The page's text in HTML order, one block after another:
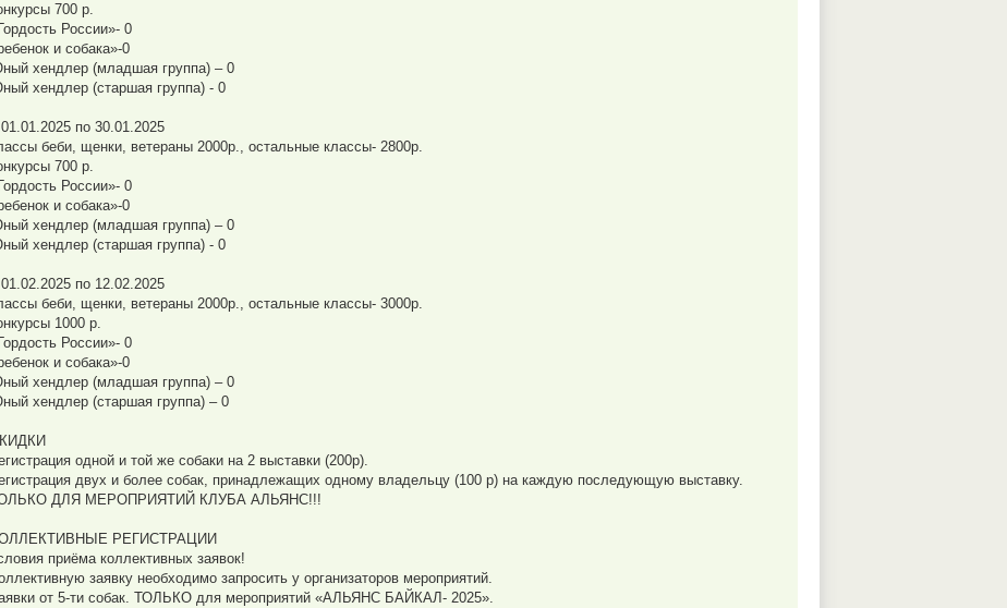
700 р.
России»- 0
и собака»-0
хендлер (младшая группа) – 0
хендлер (старшая группа) - 0
по 30.01.2025
беби, щенки, ветераны 2000р., остальные классы- 2800р.
700 р.
России»- 0
и собака»-0
хендлер (младшая группа) – 0
хендлер (старшая группа) - 0
по 12.02.2025
беби, щенки, ветераны 2000р., остальные классы- 3000р.
1000 р.
России»- 0
и собака»-0
хендлер (младшая группа) – 0
хендлер (старшая группа) – 0
одной и той же собаки на 2 выставки (200р).
двух и более собак, принадлежащих одному владельцу (100 р) на каждую последующую выставку.
ДЛЯ МЕРОПРИЯТИЙ КЛУБА АЛЬЯНС!!!
РЕГИСТРАЦИИ
приёма коллективных заявок!
заявку необходимо запросить у организаторов мероприятий.
от 5-ти собак. ТОЛЬКО для мероприятий «АЛЬЯНС БАЙКАЛ- 2025».